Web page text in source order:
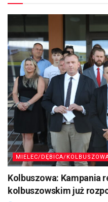
MIELEC/DĘBICA/
Kolbuszowa: Kampania
kolbuszowskim już